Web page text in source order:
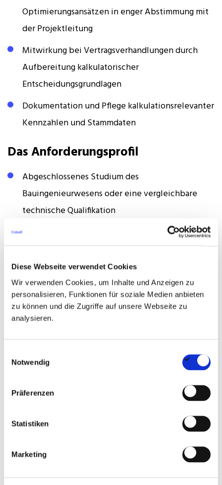
Diese Webseite verwendet Cookies
Wir verwenden Cookies, um Inhalte und Anzeigen zu
personalisieren, Funktionen für soziale Medien anbieten
zu können und die Zugriffe auf unsere Webseite zu
analysieren.
Notwendig
Präferenzen
Statistiken
Marketing
Optimierungsansätzen in enger Abstimmung mit
der Projektleitung
Mitwirkung bei Vertragsverhandlungen durch
Aufbereitung kalkulatorischer
Entscheidungsgrundlagen
Dokumentation und Pflege kalkulationsrelevanter
Kennzahlen und Stammdaten
Das Anforderungsprofil
Abgeschlossenes Studium des
Bauingenieurwesens oder eine vergleichbare
technische Qualifikation
Berufserfahrung in der Kalkulation oder
Hochbau
Sicherer Umgang mit gängiger
Kalkulationssoftware sowie den MS-Office-
Anwendungen
Ausschreibungsunterlagen und
Strukturierte und sorgfältige Arbeitsweise mit
Kooperationsvermögen im Umgang mit internen